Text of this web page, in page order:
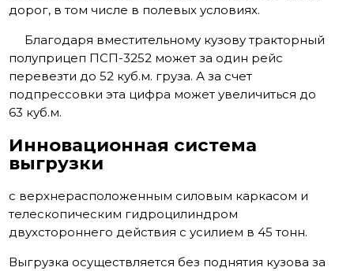
дорог, в том числе в полевых условиях.
Благодаря вместительному кузову тракторный
полуприцеп ПСП-3252 может за один рейс
перевезти до 52 куб.м. груза. А за счет
подпрессовки эта цифра может увеличиться до
63 куб.м.
Инновационная система
выгрузки
с верхнерасположенным силовым каркасом и
телескопическим гидроцилиндром
двухстороннего действия с усилием в 45 тонн.
Выгрузка осуществляется без поднятия кузова за